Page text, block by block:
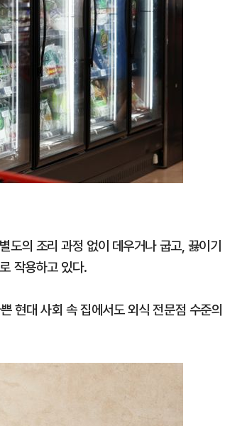
도의 조리 과정 없이 데우거나 굽고, 끓이기
작용하고 있다.
현대 사회 속 집에서도 외식 전문점 수준의
4
“월급만으론 집 못 사”…레버
탄 청년들 [Now 2.30]
5
"탄약 왜 부족한 거야"…트럼
무기고 고갈'에 국방장관 질책